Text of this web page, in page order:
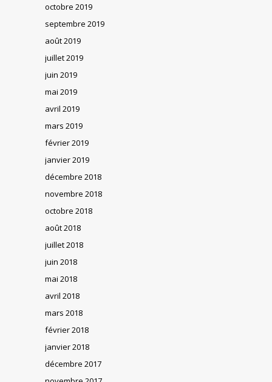
octobre 2019
septembre 2019
août 2019
juillet 2019
juin 2019
mai 2019
avril 2019
mars 2019
février 2019
janvier 2019
décembre 2018
novembre 2018
octobre 2018
août 2018
juillet 2018
juin 2018
mai 2018
avril 2018
mars 2018
février 2018
janvier 2018
décembre 2017